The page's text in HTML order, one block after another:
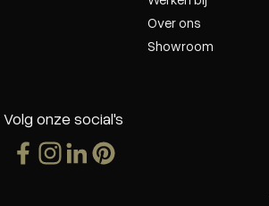
Over ons
Showroom
Volg onze social's